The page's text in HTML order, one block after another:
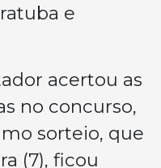
e
acertou as
no concurso,
sorteio, que
(7), ficou